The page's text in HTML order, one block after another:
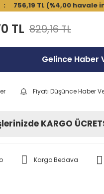
756,19 TL (%4,00 havale
TL 829,16 TL
Gelince Haber
Fiyatı Düşünce Haber
KARGO
Kargo Bedava